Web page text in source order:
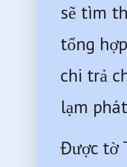
sẽ tìm
tổng
chi trả
lạm
Được tờ